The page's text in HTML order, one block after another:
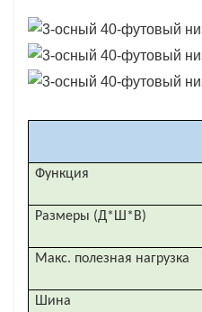
Функция
Размеры (Д*Ш*В)
Макс. полезная нагрузка
Шина